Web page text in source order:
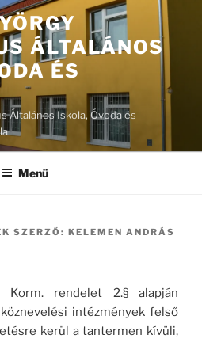
ÁLTALÁNOS
ÉS
Általános Iskola, Óvoda és
Menü
SZERZŐ: KELEMEN ANDRÁS
Korm. rendelet 2.§ alapján
intézmények felső
kerül a tantermen kívüli,